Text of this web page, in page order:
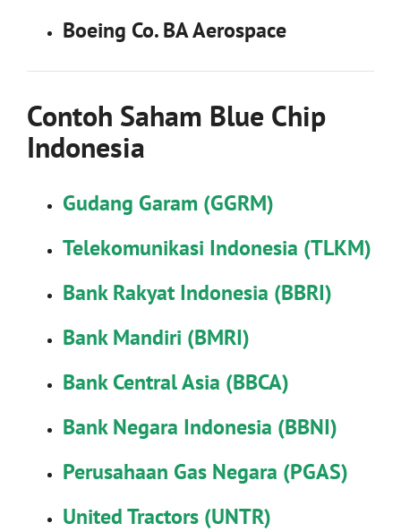
Boeing Co. BA Aerospace
Contoh Saham Blue Chip
Indonesia
Gudang Garam (GGRM)
Telekomunikasi Indonesia (TLKM)
Bank Rakyat Indonesia (BBRI)
Bank Mandiri (BMRI)
Bank Central Asia (BBCA)
Bank Negara Indonesia (BBNI)
Perusahaan Gas Negara (PGAS)
United Tractors (UNTR)